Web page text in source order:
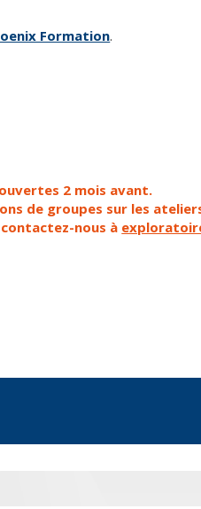
Formation.
2 mois avant.
de groupes sur les
nous à